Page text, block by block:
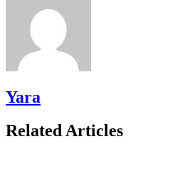
Yara
Related Articles